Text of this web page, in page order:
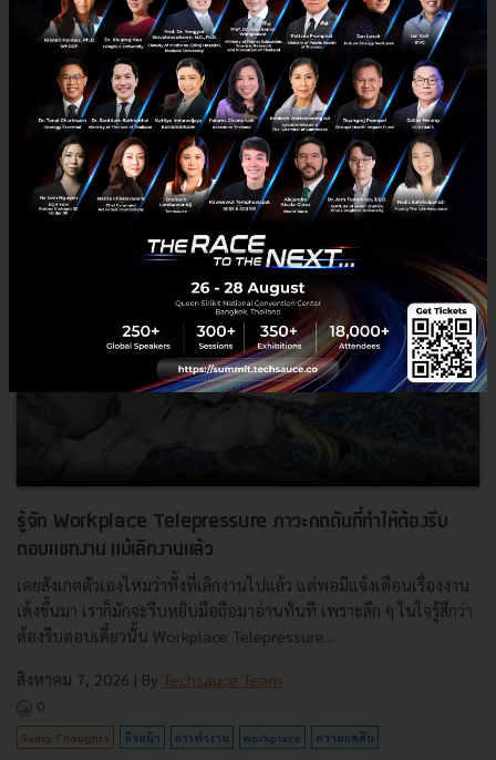
RELATED ARTICLE
รู้จัก Workplace Telepressure ภาวะกดดันที่ทำให้ต้องรีบ
ตอบแชทงาน แม้เลิกงานแล้ว
เคยสังเกตตัวเองไหมว่าทั้งที่เลิกงานไปแล้ว แต่พอมีแจ้งเตือนเรื่องงาน
เด้งขึ้นมา เราก็มักจะรีบหยิบมือถือมาอ่านทันที เพราะลึก ๆ ในใจรู้สึกว่า
ต้องรีบตอบเดี๋ยวนั้น Workplace Telepressure...
สิงหาคม 7, 2026 | By Techsauce Team
0
Saucy Thoughts หัวหน้า การทำงาน workplace ความกดดัน